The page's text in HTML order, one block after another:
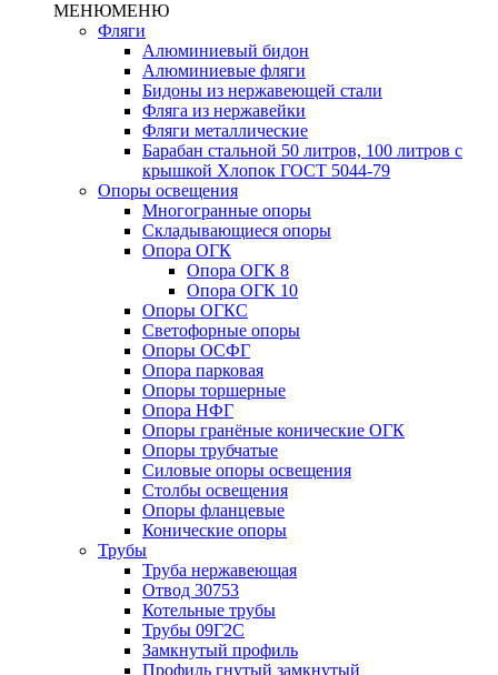
МЕНЮМЕНЮ
Фляги
Алюминиевый бидон
Алюминиевые фляги
Бидоны из нержавеющей стали
Фляга из нержавейки
Фляги металлические
Барабан стальной 50 литров, 100 литров с
крышкой Хлопок ГОСТ 5044-79
Опоры освещения
Многогранные опоры
Складывающиеся опоры
Опора ОГК
Опора ОГК 8
Опора ОГК 10
Опоры ОГКС
Светофорные опоры
Опоры ОСФГ
Опора парковая
Опоры торшерные
Опора НФГ
Опоры гранёные конические ОГК
Опоры трубчатые
Силовые опоры освещения
Столбы освещения
Опоры фланцевые
Конические опоры
Трубы
Труба нержавеющая
Отвод 30753
Котельные трубы
Трубы 09Г2С
Замкнутый профиль
Профиль гнутый замкнутый